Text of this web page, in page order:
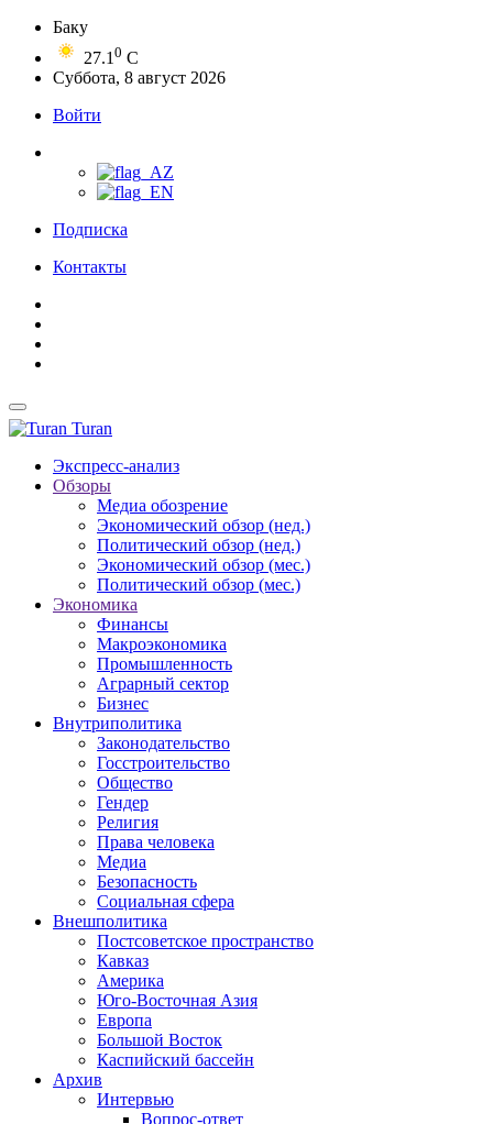
Баку
27.1 0 C
Суббота, 8 август 2026
Войти
Подписка
Контакты
Turan
Экспресс-анализ
Обзоры
Медиа обозрение
Экономический обзор (нед.)
Политический обзор (нед.)
Экономический обзор (мес.)
Политический обзор (мес.)
Экономика
Финансы
Макроэкономика
Промышленность
Аграрный сектор
Бизнес
Внутриполитика
Законодательство
Госстроительство
Общество
Гендер
Религия
Права человека
Медиа
Безопасность
Социальная сфера
Внешполитика
Постсоветское пространство
Кавказ
Америка
Юго-Восточная Азия
Европа
Большой Восток
Каспийский бассейн
Архив
Интервью
Вопрос-ответ